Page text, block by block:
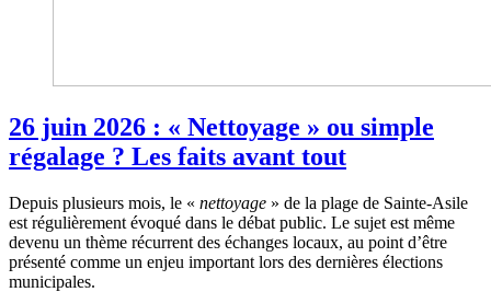
26 juin 2026 : « Nettoyage » ou simple
régalage ? Les faits avant tout
Depuis plusieurs mois, le « nettoyage » de la plage de Sainte-Asile
est régulièrement évoqué dans le débat public. Le sujet est même
devenu un thème récurrent des échanges locaux, au point d’être
présenté comme un enjeu important lors des dernières élections
municipales.